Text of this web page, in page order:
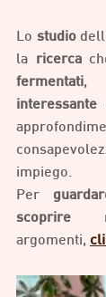
Lo studio
la ricerca
fermentati
interessante
impiego.
Per
scoprire
argomenti,